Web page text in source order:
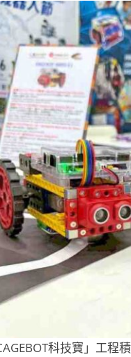
科技寶」工程